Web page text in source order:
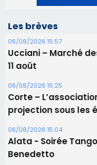
Corte –
projection sous les
06/08/2026 15:04
Alata - Soirée
Benedetto
05/08/2026 09:53
Biguglia : messe
procession le 14
31/07/2026 08:24
Tennis - Début ce
RCPV